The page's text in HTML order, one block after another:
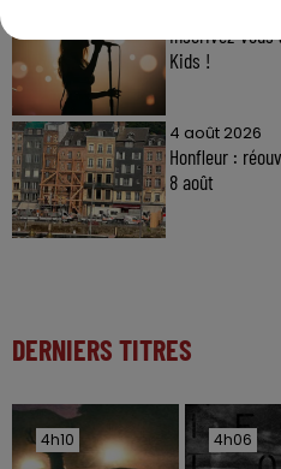
Inscrivez-vous
Kids !
4 août 2026
Honfleur :
8 août
DERNIERS TITRES
4h10
4h10 4h06
4h06